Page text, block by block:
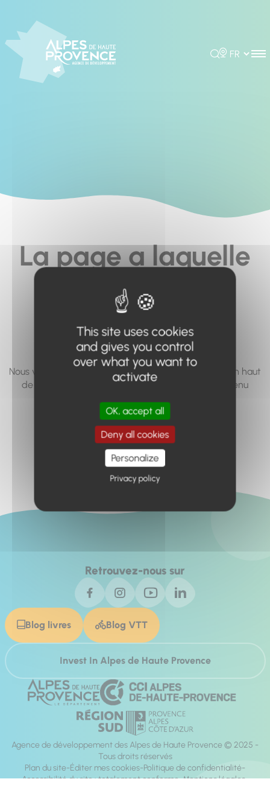
Rechercher
Choisir la
La page a laquelle
vous cherchez à
accéder n'existe
pas... ou plus.
Nous vous invitons à utiliser le moteur de recherche en haut
de page, ou à utiliser le menu pour trouver le contenu
Retour à l'accueil
Retrouvez-nous sur
Blog livres Blog VTT
Invest In Alpes de Haute Provence
Agence de développement des Alpes de Haute Provence © 2025 -
Tous droits réservés
Plan du site Éditer mes cookies Politique de confidentialité
Accessibilité du site : totalement conforme Mentions légales
This site uses cookies
and gives you control
over what you want to
activate
OK, accept all
Deny all cookies
Personalize
Privacy policy